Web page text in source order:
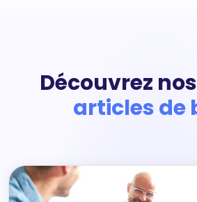
Découvrez
articles de